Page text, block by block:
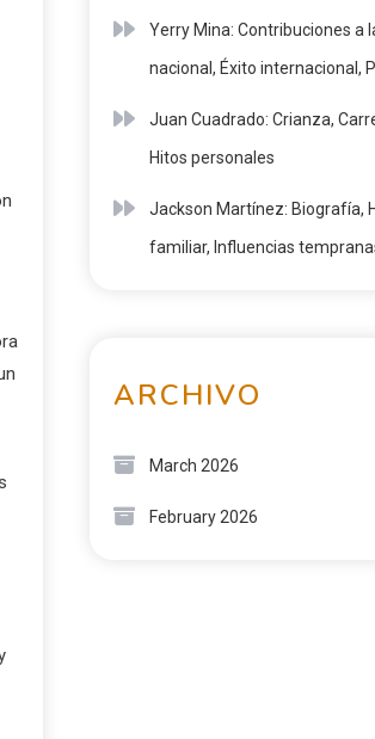
Yerry Mina: Contribuciones a
nacional, Éxito internacional,
Juan Cuadrado: Crianza,
Hitos personales
Jackson Martínez: Biografía,
familiar, Influencias
ARCHIVO
March 2026
February 2026